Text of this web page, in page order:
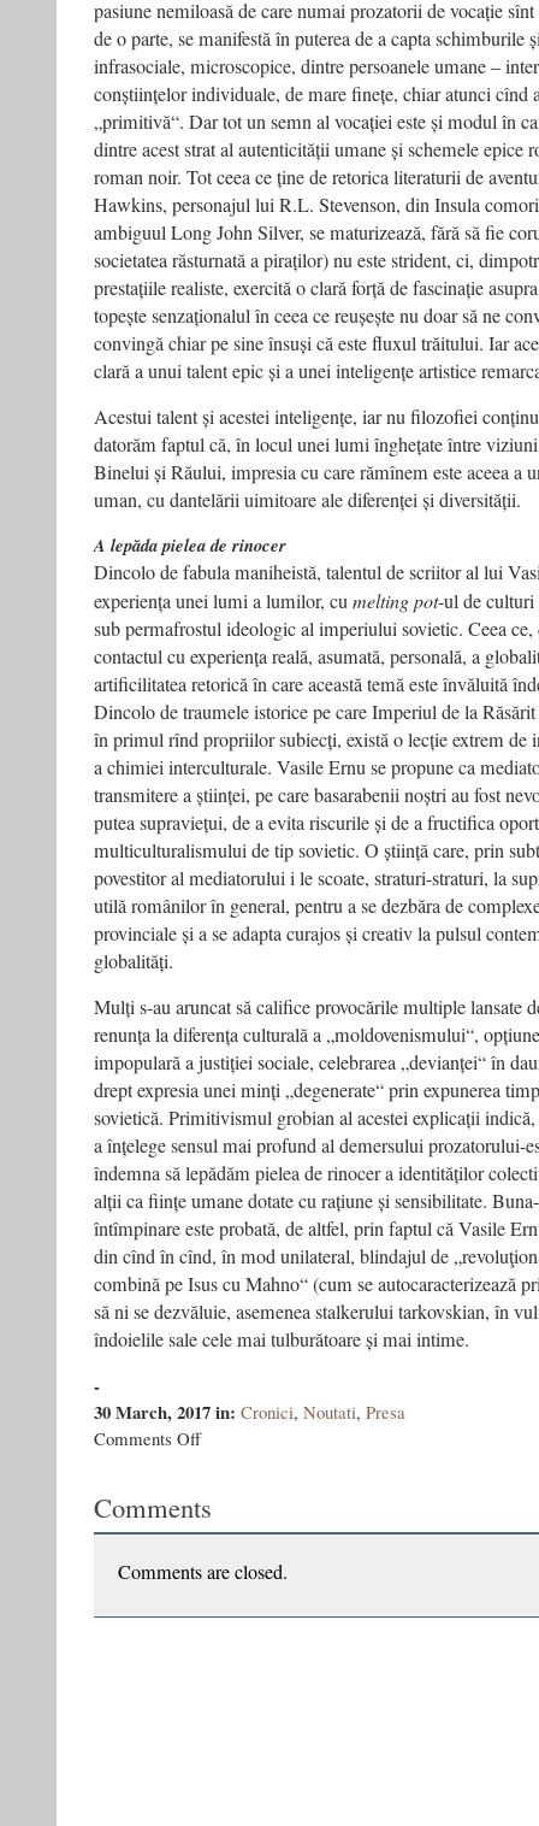
pasiune nemiloasă de care numai prozatorii de vocație
de o parte, se manifestă în puterea de a capta schimburile
infraso­ciale, microscopice, dintre persoanele umane –
conștiințelor individuale, de mare finețe, chiar atunci cînd
„primitivă“. Dar tot un semn al vocației este și modul în
dintre acest strat al autenticității umane și schemele epice
roman noir. Tot ceea ce ține de retorica literaturii de
Hawkins, personajul lui R.L. Stevenson, din Insula
ambiguul Long John Silver, se maturizează, fără să fie
societatea răsturnată a piraților) nu este strident, ci,
prestațiile realiste, exercită o clară forță de fascinație
topește senzaționalul în ceea ce reușește nu doar să ne
convingă chiar pe sine însuși că este fluxul trăitului. Iar
clară a unui talent epic și a unei inteligențe artistice
Acestui talent și acestei inteligențe, iar nu filozofiei
datorăm faptul că, în locul unei lumi înghețate între
Binelui și Răului, impresia cu care rămînem este aceea a
uman, cu dantelării uimitoare ale diferenței și diversității.
A lepăda pielea de rinocer
Dincolo de fabula maniheistă, talentul de scriitor al lui
experiența unei lumi a lumilor, cumelting pot‑ul de
sub permafrostul ideologic al imperiului sovietic. Ceea ce,
contactul cu experiența reală, asumată, personală, a
artificilitatea retorică în care această temă este învăluită
Dincolo de traumele istorice pe care Imperiul de la
în primul rînd propriilor subiecți, există o lecție extrem de
a chimiei interculturale. Vasile Ernu se propune ca
transmitere a științei, pe care basarabenii noștri au fost
putea supraviețui, de a evita riscurile și de a fructifica
multiculturalismului de tip sovietic. O știință care, prin
povestitor al mediatorului i le scoate, straturi-straturi, la
utilă românilor în general, pentru a se dezbăra de
provinciale și a se adapta curajos și creativ la pulsul
globalități.
Mulți s-au aruncat să califice provocările multiple lansate
renunța la diferența culturală a „moldovenismului“,
impopulară a justiției sociale, celebrarea „devianței“ în
drept expresia unei minți „degenerate“ prin expunerea
sovietică. Primitivismul grobian al acestei explicații
a înțelege sensul mai profund al demersului prozatorului-
îndemna să lepădăm pielea de rinocer a identităților
alții ca ființe umane dotate cu rațiune și sensibilitate.
întîmpinare este probată, de altfel, prin faptul că Vasile
din cînd în cînd, în mod unilateral, blindajul de
combină pe Isus cu Mahno“ (cum se autocaracterizează
să ni se dezvăluie, asemenea stalkerului tarkovskian, în
îndoielile sale cele mai tulburătoare și mai intime.
-
30 March, 2017in: Cronici, Noutati, Presa
Comments Offon
lume-
Comments
Comments are closed.